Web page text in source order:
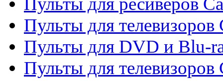
Пульты для телевизоров
Пульты для DVD и Blu-
Пульты для телевизоров